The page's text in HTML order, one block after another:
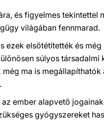
és figyelmes tekintettel
világában fennmarad.
ezek elsötétítették és
súlyos társadalmi
ma is megállapíthatók
ember alapvető
gyógyszereket